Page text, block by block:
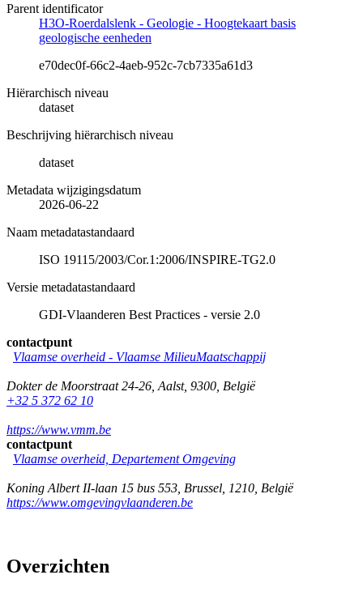
Parent identificator
H3O-Roerdalslenk - Geologie - Hoogtekaart basis
geologische eenheden
e70dec0f-66c2-4aeb-952c-7cb7335a61d3
Hiërarchisch niveau
dataset
Beschrijving hiërarchisch niveau
dataset
Metadata wijzigingsdatum
2026-06-22
Naam metadatastandaard
ISO 19115/2003/Cor.1:2006/INSPIRE-TG2.0
Versie metadatastandaard
GDI-Vlaanderen Best Practices - versie 2.0
contactpunt
Vlaamse overheid - Vlaamse MilieuMaatschappij
Dokter de Moorstraat 24-26 Aalst, 9300 België
+32 5 372 62 10
https://www.vmm.be
contactpunt
Vlaamse overheid, Departement Omgeving
Koning Albert II-laan 15 bus 553 Brussel 1210 België
https://www.omgevingvlaanderen.be
Overzichten